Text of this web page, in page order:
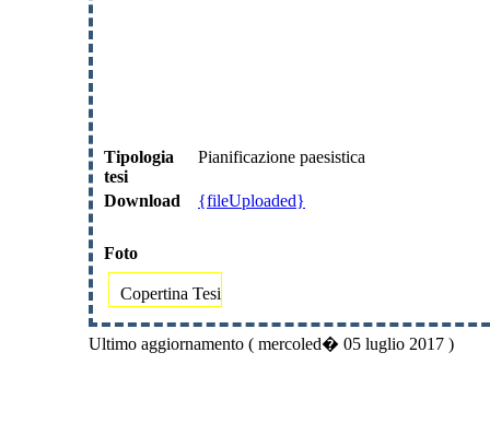
Tipologia
tesi
Pianificazione paesistica
Download {fileUploaded}
Foto
Copertina Tesi
Ultimo aggiornamento ( mercoled� 05 luglio 2017 )